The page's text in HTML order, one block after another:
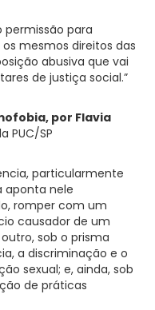
permissão para
mesmos direitos das
abusiva que vai
de justiça social.”
por Flavia
PUC/SP
particularmente
aponta nele
romper com um
causador de um
sob o prisma
a discriminação e o
sexual; e, ainda, sob
de práticas